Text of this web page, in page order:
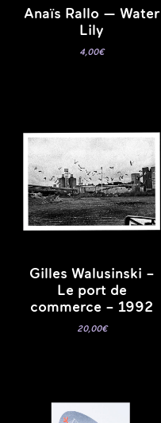
Anaïs Rallo — Water
Lily
4,00€
Gilles Walusinski –
Le port de
commerce – 1992
20,00€